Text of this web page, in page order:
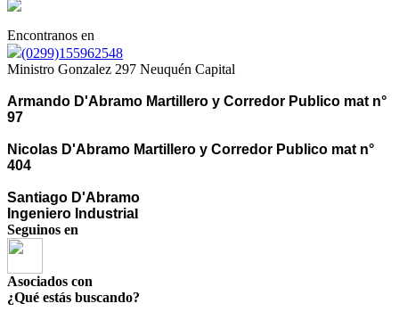
Encontranos en
(0299)155962548
Ministro Gonzalez 297 Neuquén Capital
Armando D'Abramo Martillero y Corredor Publico mat n°
97
Nicolas D'Abramo Martillero y Corredor Publico mat n°
404
Santiago D'Abramo
Ingeniero Industrial
Seguinos en
Asociados con
¿Qué estás buscando?